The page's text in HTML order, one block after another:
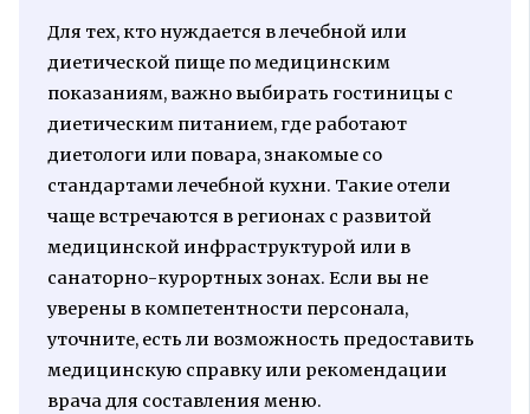
Для тех, кто нуждается в лечебной или
диетической пище по медицинским
показаниям, важно выбирать гостиницы с
диетическим питанием, где работают
диетологи или повара, знакомые со
стандартами лечебной кухни. Такие отели
чаще встречаются в регионах с развитой
медицинской инфраструктурой или в
санаторно-курортных зонах. Если вы не
уверены в компетентности персонала,
уточните, есть ли возможность предоставить
медицинскую справку или рекомендации
врача для составления меню.